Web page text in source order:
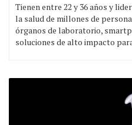
Tienen entre 22 y 36 años y
la salud de millones de
órganos de laboratorio,
soluciones de alto impacto